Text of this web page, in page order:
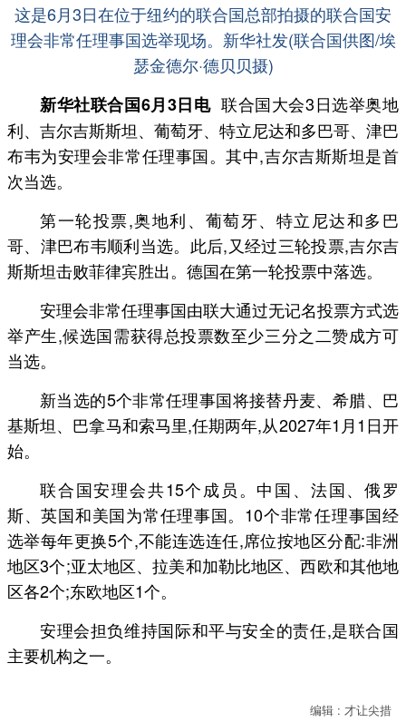
这是6月3日在位于纽约的联合国总部拍摄的联合国安
理会非常任理事国选举现场。新华社发(联合国供图/埃
瑟金德尔·德贝贝摄)
新华社联合国6月3日电联合国大会3日选举奥地
利、吉尔吉斯斯坦、葡萄牙、特立尼达和多巴哥、津巴
布韦为安理会非常任理事国。其中,吉尔吉斯斯坦是首
次当选。
第一轮投票,奥地利、葡萄牙、特立尼达和多巴
哥、津巴布韦顺利当选。此后,又经过三轮投票,吉尔吉
斯斯坦击败菲律宾胜出。德国在第一轮投票中落选。
安理会非常任理事国由联大通过无记名投票方式选
举产生,候选国需获得总投票数至少三分之二赞成方可
当选。
新当选的5个非常任理事国将接替丹麦、希腊、巴
基斯坦、巴拿马和索马里,任期两年,从2027年1月1日开
始。
联合国安理会共15个成员。中国、法国、俄罗
斯、英国和美国为常任理事国。10个非常任理事国经
选举每年更换5个,不能连选连任,席位按地区分配:非洲
地区3个;亚太地区、拉美和加勒比地区、西欧和其他地
区各2个;东欧地区1个。
安理会担负维持国际和平与安全的责任,是联合国
主要机构之一。
编辑 : 才让尖措